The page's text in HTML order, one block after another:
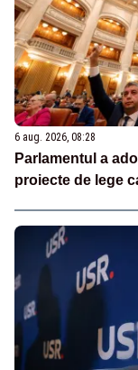
6 aug. 2026, 08:28
Parlamentul a
proiecte de lege